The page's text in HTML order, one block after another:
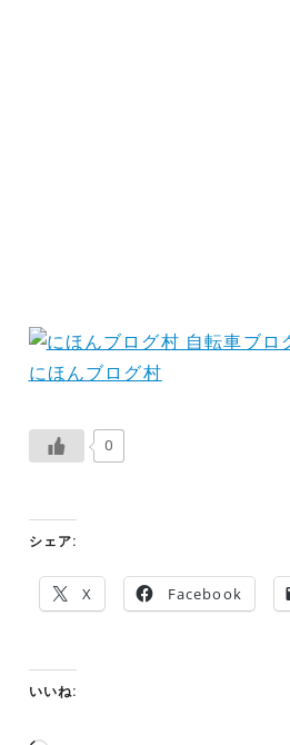
にほんブログ村
0
シェア:
X Facebook
いいね: